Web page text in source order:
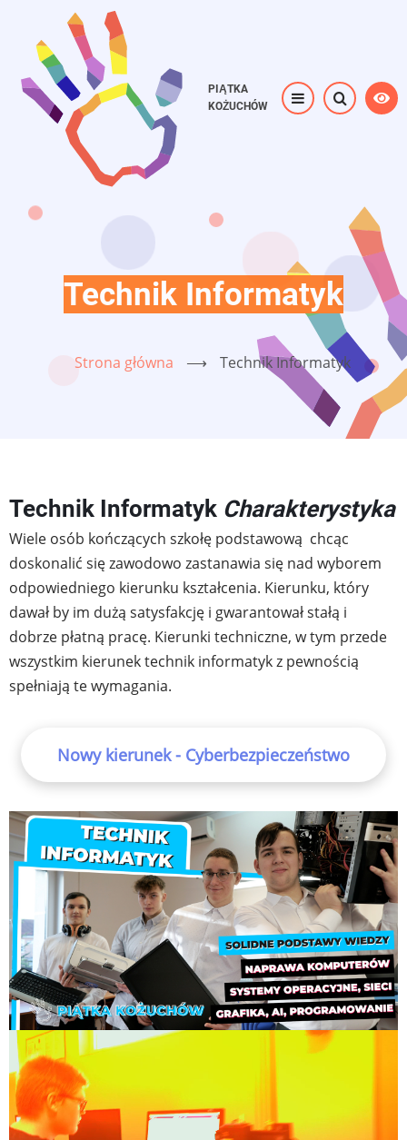
treści
PIĄTKA
KOŻUCHÓW
Technik Informatyk
Strona główna ⟶ Technik Informatyk
Technik Informatyk Charakterystyka
Wiele osób kończących szkołę podstawową chcąc
doskonalić się zawodowo zastanawia się nad wyborem
odpowiedniego kierunku kształcenia. Kierunku, który
dawał by im dużą satysfakcję i gwarantował stałą i
dobrze płatną pracę. Kierunki techniczne, w tym przede
wszystkim kierunek technik informatyk z pewnością
spełniają te wymagania.
Nowy kierunek - Cyberbezpieczeństwo